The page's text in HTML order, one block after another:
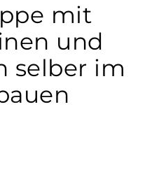
mit
und
selber im